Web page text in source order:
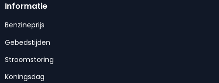
Informatie
Benzineprijs
Gebedstijden
Stroomstoring
Koningsdag